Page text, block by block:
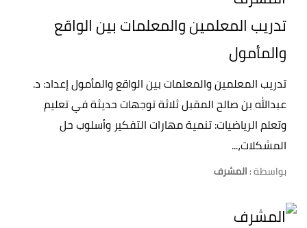
تدريب المعلمين والمعلمات بين الواقع
والمأمول
تدريب المعلمين والمعلمات بين الواقع والمأمول إعداد: د.
عبدالله بن صالح المقبل ثلاثة توجهات حديثة في تعليم
وتعلم الرياضيات: تنمية مهارات التفكير وأسلوب حل
المشكلات،...
بواسطة :المشرف